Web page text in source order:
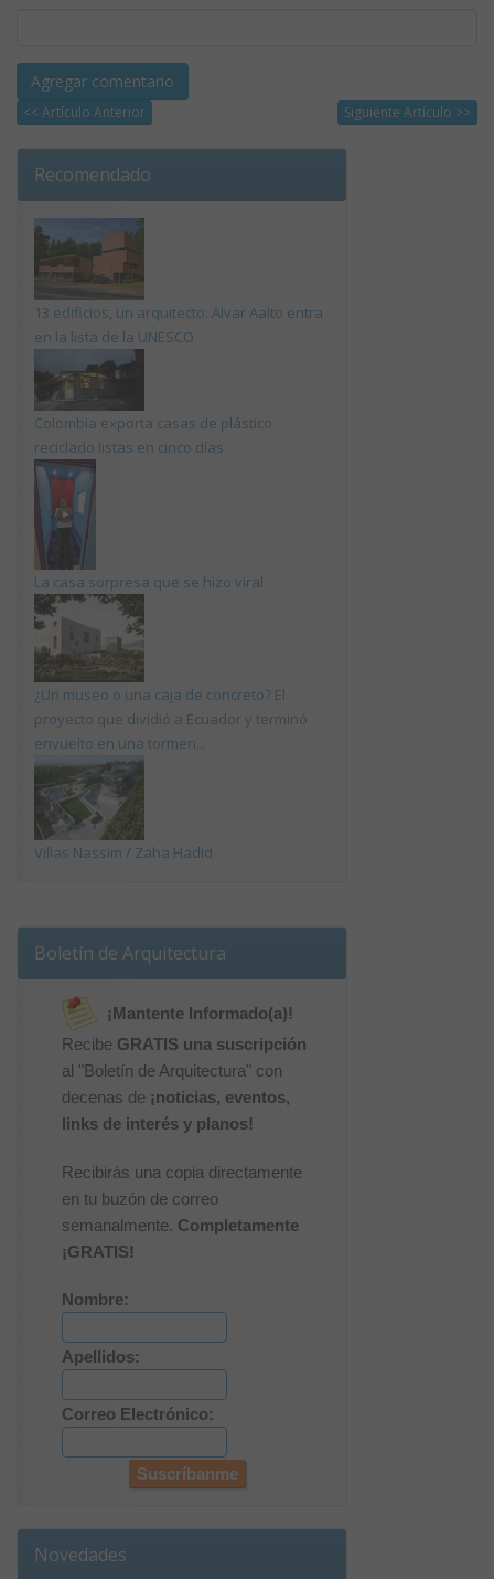
<< Artículo Anterior Siguiente Artículo >>
Recomendado
13 edificios, un arquitecto: Alvar Aalto entra
en la lista de la UNESCO
Colombia exporta casas de plástico
reciclado listas en cinco días
La casa sorpresa que se hizo viral
¿Un museo o una caja de concreto? El
proyecto que dividió a Ecuador y terminó
envuelto en una tormen...
Villas Nassim / Zaha Hadid
Boletín de Arquitectura
¡Mantente Informado(a)!
Recibe GRATIS una suscripción
al "Boletín de Arquitectura" con
decenas de ¡noticias, eventos,
links de interés y planos!
Recibirás una copia directamente
en tu buzón de correo
semanalmente. Completamente
¡GRATIS!
Nombre:
Apellidos:
Correo Electrónico:
Novedades